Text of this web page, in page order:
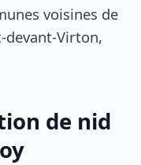
voisines de
devant-Virton,
de nid